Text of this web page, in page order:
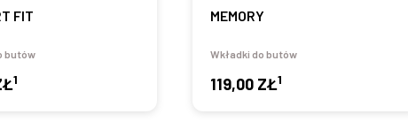
FIT
butów
1
MEMORY
Wkładki do butów
119,00 ZŁ1